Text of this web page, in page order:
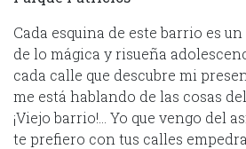
Cada esquina de este barrio es
de lo mágica y risueña
cada calle que descubre mi
me está hablando de las cosas del
¡Viejo barrio!… Yo que vengo del
te prefiero con tus calles